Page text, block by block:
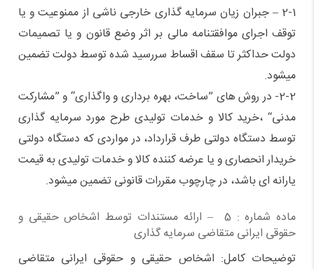
2-1 – جبران زیان سرمایه گذاری خارجی ناشی از ممنوعیت و یا
توقف اجرای موافقتنامه مالی بر اثر وضع قانون و یا تصمیمات
دولت حداکثر تا سقف اقساط سررسید شده توسط دولت تضمین
میشود.
2-2- در روش های ”ساخت، بهره برداری و واگذاری“ و ”مشارکت
مدنی“ ،‌خرید کالا و خدمات تولیدی طرح مورد سرمایه گذاری
توسط دستگاه دولتی طرف قرارداد، در مواردی که دستگاه دولتی
خریدار انحصاری و یا عرضه کننده کالا و خدمات تولیدی به قیمت
یارانه ای باشد، در چارچوب مقررات قانونی تضمین میشود.
ماده شماره : 5 – ارائه مستندات توسط اشخاص حقیقی و
حقوقی ایرانی متقاضی سرمایه گذاری
توضیحات کامل: اشخاص حقیقی و حقوقی ایرانی متقاضی